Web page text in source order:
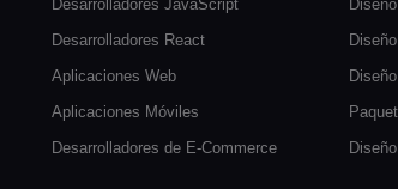
Desarrolladores JavaScript
Desarrolladores React
Aplicaciones Web
Aplicaciones Móviles
Desarrolladores de E-Commerce